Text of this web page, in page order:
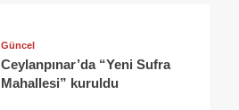
Güncel
Ceylanpınar’da “Yeni Sufra
Mahallesi” kuruldu